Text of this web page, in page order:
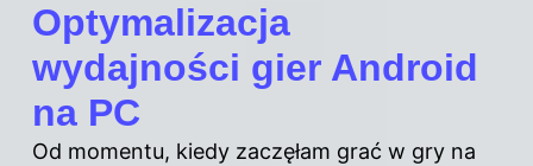
Optymalizacja
wydajności gier Android
na PC
Od momentu, kiedy zaczęłam grać w gry na